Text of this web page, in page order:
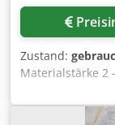
Zustand:
Materialstärke 2
Schleicher, Typ
Banddicke: 2 - 4